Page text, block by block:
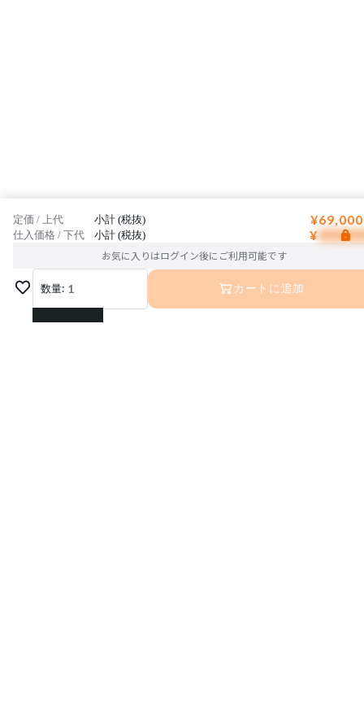
定価 / 上代 小計 (税抜)
仕入価格 / 下代 小計 (税抜) ¥
お気に入りはログイン後にご利用可能です
数量: 1
1
カートに追加